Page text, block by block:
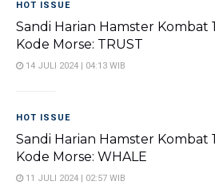
HOT ISSUE
Sandi Harian Hamster Kombat
Kode Morse: TRUST
14 JULI 2024 | 04:13 WIB
HOT ISSUE
Sandi Harian Hamster Kombat
Kode Morse: WHALE
11 JULI 2024 | 02:57 WIB